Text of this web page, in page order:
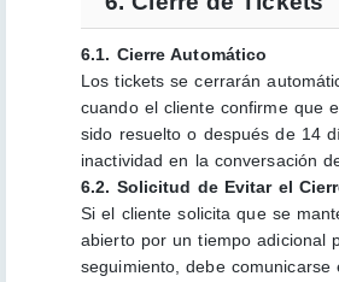
6.1. Cierre Automático
Los tickets se cerrarán
cuando el cliente confirme que
sido resuelto o después de 14
inactividad en la conversación
6.2. Solicitud de Evitar el
Si el cliente solicita que se
abierto por un tiempo adicional
seguimiento, debe comunicarse